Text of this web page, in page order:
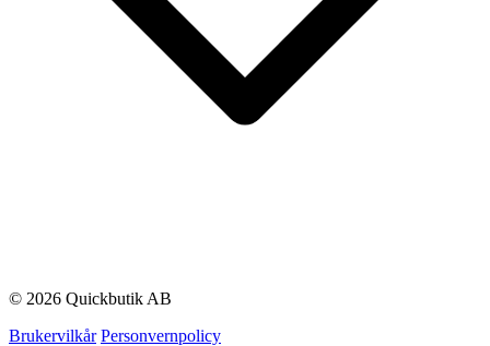
© 2026 Quickbutik AB
Brukervilkår Personvernpolicy